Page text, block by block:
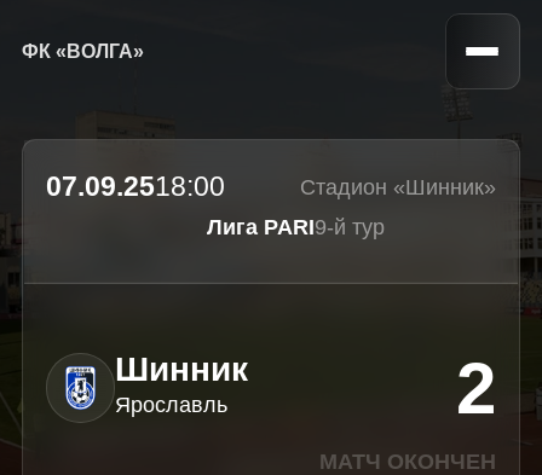
ФК «ВОЛГА»
07.09.2518:00
Лига PARI9-й тур
Стадион «Шинник»
Шинник
Ярославль 2
МАТЧ ОКОНЧЕН